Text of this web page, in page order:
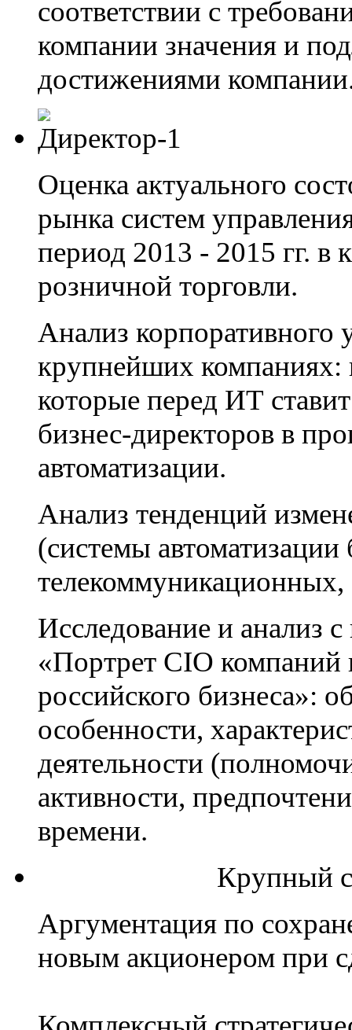
соответствии с
компании значения и
достижениями
Оценка актуального
рынка систем
период 2013 - 2015 гг. в
розничной торговли.
Анализ
крупнейших компаниях:
которые перед ИТ
бизнес-директоров в
автоматизации.
Анализ тенденций
(системы
телекоммуникационных,
Исследование и анализ
«Портрет CIO
российского бизнеса»:
особенности,
деятельности
активности,
времени.
Крупный
Аргументация по
новым акционером при